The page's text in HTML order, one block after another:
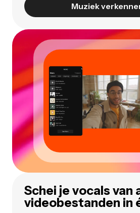
Muziek
Schei je vocals van
videobestanden in